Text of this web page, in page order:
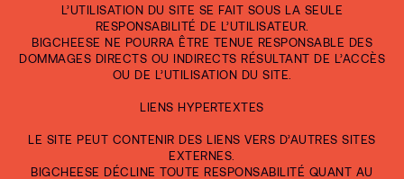
L’UTILISATION DU SITE SE FAIT SOUS LA SEULE
RESPONSABILITÉ DE L’UTILISATEUR.
BIGCHEESE NE POURRA ÊTRE TENUE RESPONSABLE DES
DOMMAGES DIRECTS OU INDIRECTS RÉSULTANT DE L’ACCÈS
OU DE L’UTILISATION DU SITE.
LIENS HYPERTEXTES
LE SITE PEUT CONTENIR DES LIENS VERS D’AUTRES SITES
EXTERNES.
BIGCHEESE DÉCLINE TOUTE RESPONSABILITÉ QUANT AU